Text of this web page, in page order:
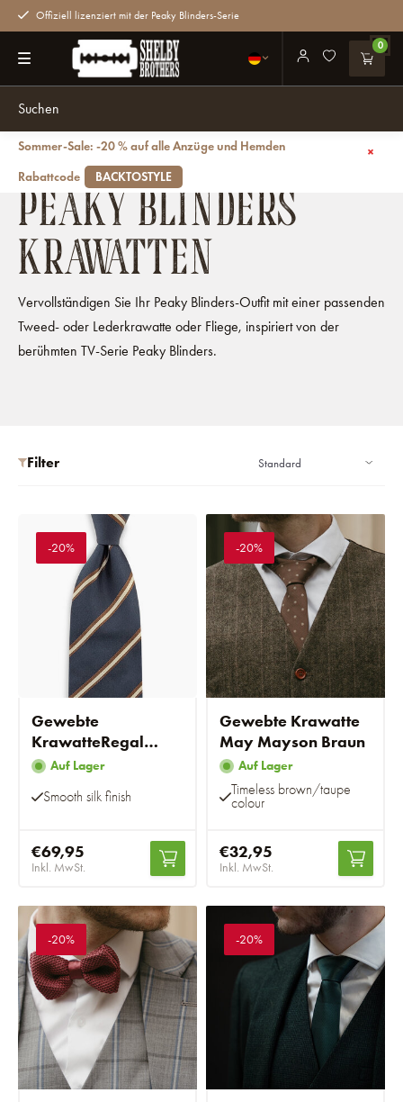
Offiziell lizenziert mit der Peaky Blinders-Serie
0
Sommer-Sale: -20 % auf alle Anzüge und Hemden
Rabattcode
BACKTOSTYLE
Accessoires Krawatten
PEAKY BLINDERS
KRAWATTEN
Vervollständigen Sie Ihr Peaky Blinders-Outfit mit einer passenden
Tweed- oder Lederkrawatte oder Fliege, inspiriert von der
berühmten TV-Serie Peaky Blinders.
Filter
-20%
Gewebte
KrawatteRegal
Riccardo
Auf Lager
Smooth silk finish
€69,95
Inkl. MwSt.
-20%
Gewebte Krawatte
May Mayson Braun
Auf Lager
Timeless brown/taupe
colour
€32,95
Inkl. MwSt.
-20% -20%